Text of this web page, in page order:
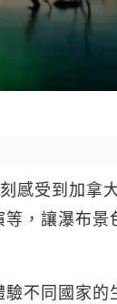
感受到加拿
，讓瀑布景
不同國家的